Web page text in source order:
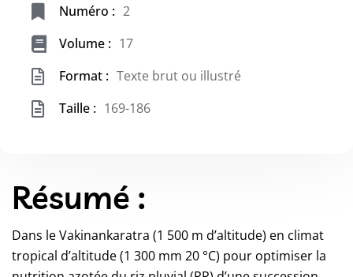
Numéro : 2
Volume : 17
Format : Texte brut ou illustré
Taille : 169-186
Résumé :
Dans le Vakinankaratra (1 500 m d’altitude) en climat
tropical d’altitude (1 300 mm 20 °C) pour optimiser la